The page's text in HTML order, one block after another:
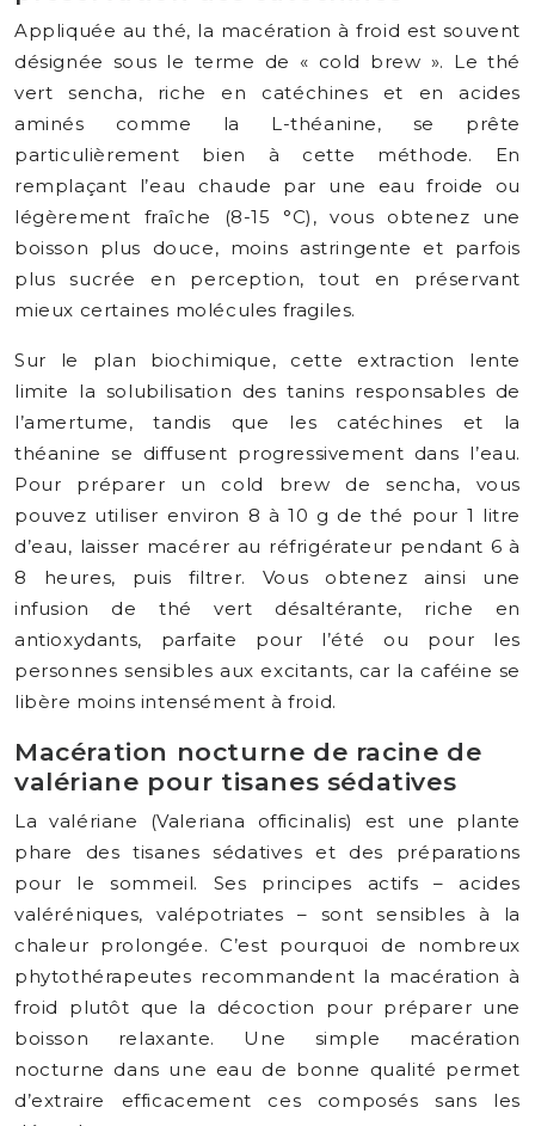
Appliquée au thé, la macération à froid est souvent
désignée sous le terme de « cold brew ». Le thé
vert sencha, riche en catéchines et en acides
aminés comme la L-théanine, se prête
particulièrement bien à cette méthode. En
remplaçant l’eau chaude par une eau froide ou
légèrement fraîche (8-15 °C), vous obtenez une
boisson plus douce, moins astringente et parfois
plus sucrée en perception, tout en préservant
mieux certaines molécules fragiles.
Sur le plan biochimique, cette extraction lente
limite la solubilisation des tanins responsables de
l’amertume, tandis que les catéchines et la
théanine se diffusent progressivement dans l’eau.
Pour préparer un cold brew de sencha, vous
pouvez utiliser environ 8 à 10 g de thé pour 1 litre
d’eau, laisser macérer au réfrigérateur pendant 6 à
8 heures, puis filtrer. Vous obtenez ainsi une
infusion de thé vert désaltérante, riche en
antioxydants, parfaite pour l’été ou pour les
personnes sensibles aux excitants, car la caféine se
libère moins intensément à froid.
Macération nocturne de racine de
valériane pour tisanes sédatives
La valériane (Valeriana officinalis) est une plante
phare des tisanes sédatives et des préparations
pour le sommeil. Ses principes actifs – acides
valéréniques, valépotriates – sont sensibles à la
chaleur prolongée. C’est pourquoi de nombreux
phytothérapeutes recommandent la macération à
froid plutôt que la décoction pour préparer une
boisson relaxante. Une simple macération
nocturne dans une eau de bonne qualité permet
d’extraire efficacement ces composés sans les